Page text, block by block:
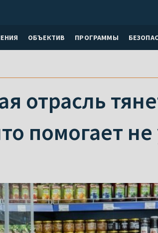
ОБЪЕКТИВ ПРОГРАММЫ
отрасль
помогает не